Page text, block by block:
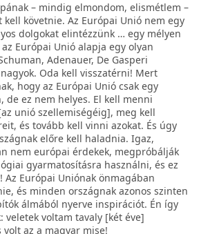
– mindig elmondom, elismétlem –
követnie. Az Európai Unió nem egy
dolgokat elintézzünk … egy mélyen
Európai Unió alapja egy olyan
Adenauer, De Gasperi
Oda kell visszatérni! Mert
hogy az Európai Unió csak egy
de ez nem helyes. El kell menni
unió szellemiségéig], meg kell
és tovább kell vinni azokat. És úgy
előre kell haladnia. Igaz,
nem európai érdekek, megpróbálják
gyarmatosításra használni, és ez
Európai Uniónak önmagában
és minden országnak azonos szinten
álmából nyerve inspirációt. Én így
veletek voltam tavaly [két éve]
volt az a magyar mise!